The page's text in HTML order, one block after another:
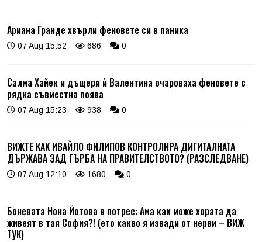
Ариана Гранде хвърли феновете си в паника
07 Aug 15:52 686 0
Салма Хайек и дъщеря ѝ Валентина очароваха феновете с
рядка съвместна поява
07 Aug 15:23 938 0
ВИЖТЕ КАК ИВАЙЛО ФИЛИПОВ КОНТРОЛИРА ДИГИТАЛНАТА
ДЪРЖАВА ЗАД ГЪРБА НА ПРАВИТЕЛСТВОТО? (РАЗСЛЕДВАНЕ)
07 Aug 12:10 1680 0
Боневата Нона Йотова в потрес: Ама как може хората да
живеят в тая София?! (ето какво я извади от нерви – ВИЖ
ТУК)